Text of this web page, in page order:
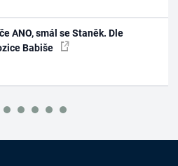
ANO, smál se Staněk. Dle
Babiše